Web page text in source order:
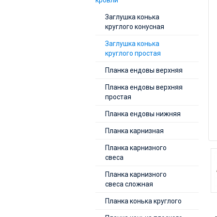
Заглушка конька
круглого конусная
Заглушка конька
круглого простая
Планка ендовы верхняя
Планка ендовы верхняя
простая
Планка ендовы нижняя
Планка карнизная
Планка карнизного
свеса
Планка карнизного
свеса сложная
Планка конька круглого